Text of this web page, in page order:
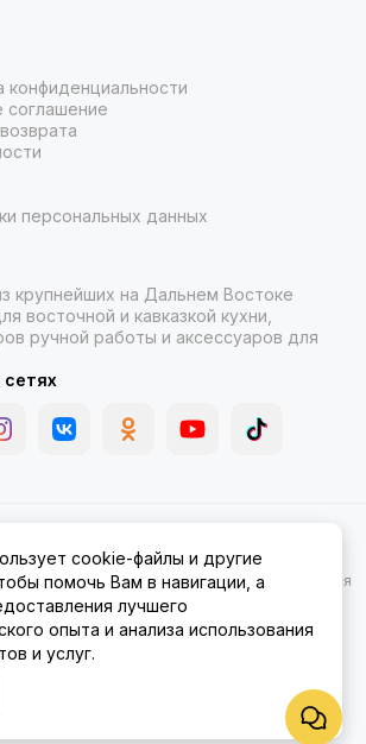
конфиденциальности
соглашение
персональных данных
крупнейших на Дальнем Востоке
восточной и кавказкой кухни,
ручной работы и аксессуаров для
Амуре.Карта сайта
ознакомительный характер и не является
публичной офертой.
cookie-файлы и другие
помочь Вам в навигации, а
лучшего
опыта и анализа использования
и услуг.